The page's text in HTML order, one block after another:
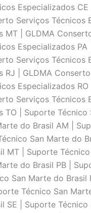
Especializados
Serviços Técnicos
MT | GLDMA
Especializados
Serviços Técnicos
RJ | GLDMA
Especializados
Serviços Técnicos
TO | Suporte
do Brasil AM |
San Marte do
MT | Suporte
do Brasil PB |
San Marte do
Técnico San
SE | Suporte